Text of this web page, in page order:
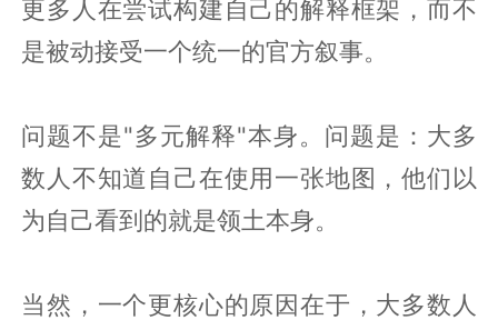
更多人在尝试构建自己的解释框架，而不
是被动接受一个统一的官方叙事。
问题不是"多元解释"本身。问题是：大多
数人不知道自己在使用一张地图，他们以
为自己看到的就是领土本身。
当然，一个更核心的原因在于，大多数人